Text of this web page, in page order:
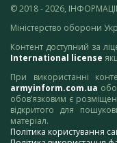
© 2018 - 2026,
Міністерство оборони
Контент доступний за
International license
При використанні
armyinform.com.ua
обов’язковим є
відкритого для
матеріал.
Політика користування